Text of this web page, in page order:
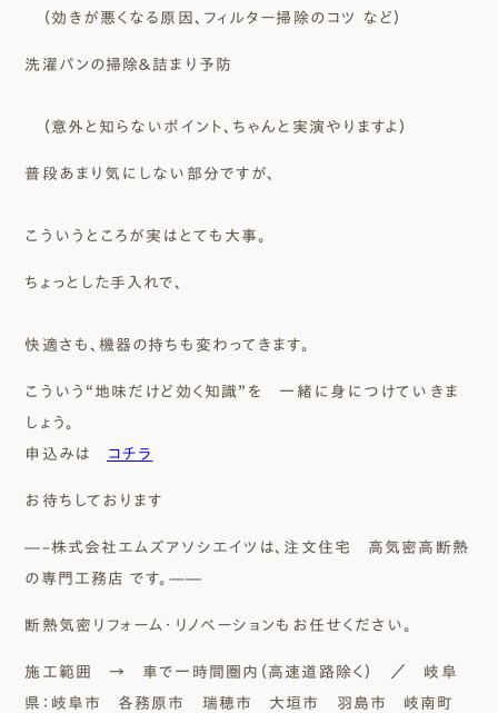
（効きが悪くなる原因、フィルター掃除のコツ など）
洗濯パンの掃除＆詰まり予防
（意外と知らないポイント、ちゃんと実演やりますよ）
普段あまり気にしない部分ですが、
こういうところが実はとても大事。
ちょっとした手入れで、
快適さも、機器の持ちも変わってきます。
こういう“地味だけど効く知識”を 一緒に身につけていきま
しょう。
申込みは
コチラ
お待ちしております
―–株式会社エムズアソシエイツは、注文住宅 高気密高断熱
の専門工務店 です。—―
断熱気密リフォーム・リノベーションもお任せください。
施工範囲 → 車で一時間圏内（高速道路除く）
／ 岐阜
県：岐阜市 各務原市 瑞穂市 大垣市 羽島市 岐南町